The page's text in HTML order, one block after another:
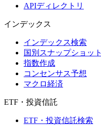
APIディレクトリ
インデックス
インデックス検索
国別スナップショット
指数作成
コンセンサス予想
マクロ経済
ETF・投資信託
ETF・投資信託検索